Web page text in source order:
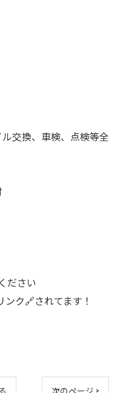
交換、車検、点検等全
ださい
ンク🔗されてます！
次のページ >